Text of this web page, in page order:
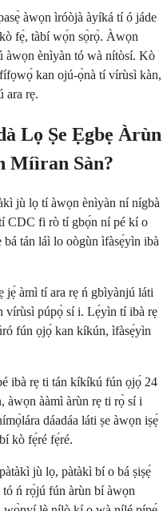
àwọn ìróòjà àyíká tí ó jáde
fẹ́, tàbí wọ́n sọ̀rọ̀. Àwọn
àwọn ènìyàn tó wà nítòsí. Kò
kan ojú-ọ̀nà tí vírùsì kàn,
ara rẹ.
Lọ Ṣe Ẹgbẹ Àrùn
Míìran Sàn?
jù lọ tí àwọn ènìyàn ní nígbà
CDC fi rò tí gbọ́n ní pé kí o
tán láì lo oògùn ìfàsẹ́yìn ibà
jẹ́ àmì tí ara rẹ ń gbìyànjú láti
vírùsì púpọ̀ sí i. Lẹ́yìn tí ibà rẹ
fún ọjọ́ kan kíkún, ìfàsẹ́yìn
ibà rẹ ti tán kíkíkú fún ọjọ́ 24
àwọn ààmì àrùn rẹ ti rọ̀ sí i
dáadáa láti ṣe àwọn iṣẹ́
kò fẹ́ré fẹ́ré.
jù lọ, pàtàkì bí o bá ṣiṣẹ́
ń rọ̀jú fún àrùn bí àwọn